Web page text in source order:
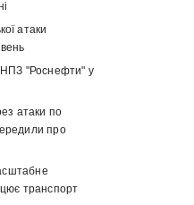
атаки
"Роснефти" у
атаки по
про
транспорт